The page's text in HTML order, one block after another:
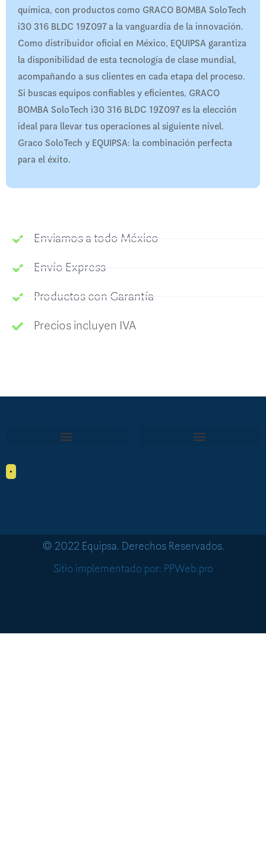
química, con productos como GRACO BOMBA SoloTech
i30 316 BLDC 19Z097 a la vanguardia de la innovación.
Como distribuidor oficial en México, EQUIPSA garantiza
la disponibilidad de esta tecnología de clase mundial,
acompañando a sus clientes en cada etapa del proceso.
Si buscas equipos confiables y eficientes, GRACO
BOMBA SoloTech i30 316 BLDC 19Z097 es la elección
ideal para llevar tus operaciones al siguiente nivel.
Graco SoloTech y EQUIPSA: la combinación perfecta
para el éxito.
Enviamos a todo México
Envío Express
Productos con Garantía
Precios incluyen IVA
•
© 2022 Equipsa. Derechos Reservados.
Sitio implementado por: PPWeb.pro